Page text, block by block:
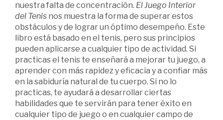
nuestra falta de concentración. El Juego Interior
del Tenis nos muestra la forma de superar estos
obstáculos y de lograr un óptimo desempeño. Este
libro está basado en el tenis, pero sus principios
pueden aplicarse a cualquier tipo de actividad. Si
practicas el tenis te enseñará a mejorar tu juego, a
aprender con más rapidez y eficacia y a confiar más
en la sabiduría natural de tu cuerpo. Si no lo
practicas, te ayudará a desarrollar ciertas
habilidades que te servirán para tener éxito en
cualquier tipo de juego o en cualquier campo de